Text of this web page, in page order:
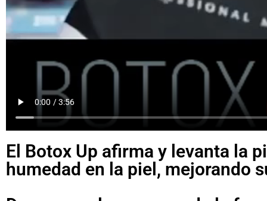
El Botox Up afirma y levanta la
humedad en la piel, mejorando